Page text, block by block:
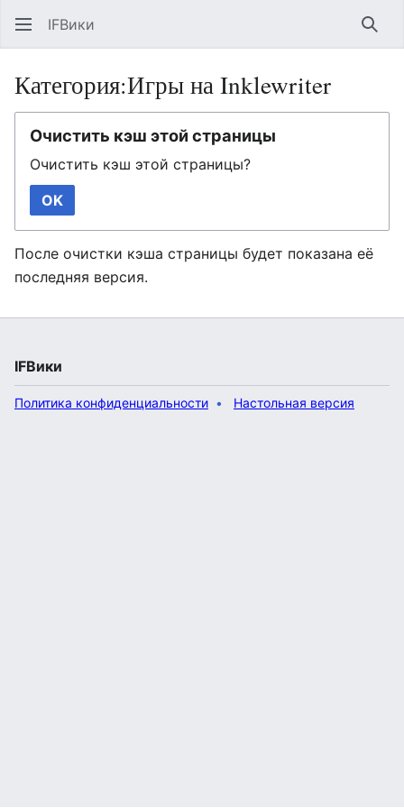
IFВики
Категория:Игры на Inklewriter
Очистить кэш этой страницы
Очистить кэш этой страницы?
OK
После очистки кэша страницы будет показана её
последняя версия.
IFВики
Политика конфиденциальности Настольная версия